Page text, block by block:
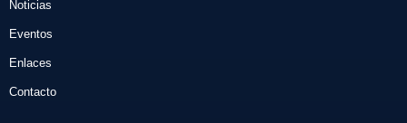
Noticias
Eventos
Enlaces
Contacto